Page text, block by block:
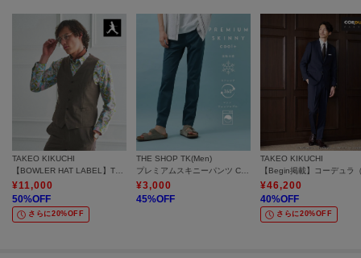
TAKEO KIKUCHI
【BOWLER HAT LABEL】TWトロピカルシャンブレー JAZZベスト
¥11,000
50%OFF
さらに20%OFF
THE SHOP TK(Men)
プレミアムスキニーパンツ COOL 360°ストレッチ／接触冷感／全4サイズ・4色展開
¥3,000
45%OFF
TAKEO KIKUCHI
¥46,200
40%OFF
さらに20%OFF